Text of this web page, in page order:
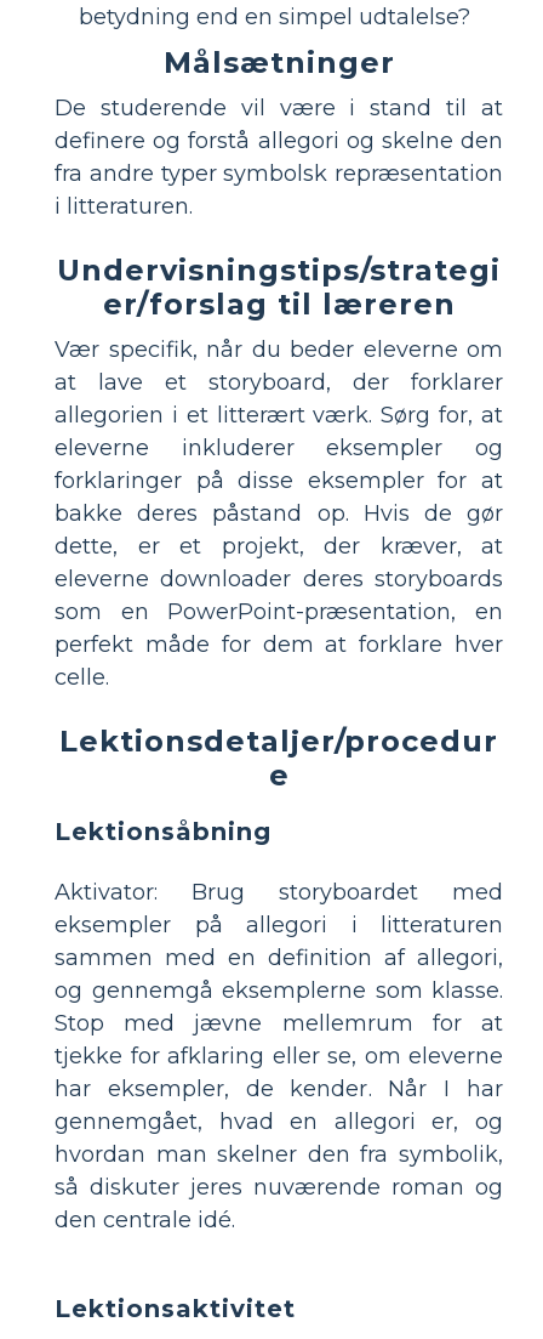
betydning end en simpel udtalelse?
Målsætninger
De studerende vil være i stand til at
definere og forstå allegori og skelne den
fra andre typer symbolsk repræsentation
i litteraturen.
Undervisningstips/strategi
er/forslag til læreren
Vær specifik, når du beder eleverne om
at lave et storyboard, der forklarer
allegorien i et litterært værk. Sørg for, at
eleverne inkluderer eksempler og
forklaringer på disse eksempler for at
bakke deres påstand op. Hvis de gør
dette, er et projekt, der kræver, at
eleverne downloader deres storyboards
som en PowerPoint-præsentation, en
perfekt måde for dem at forklare hver
celle.
Lektionsdetaljer/procedur
e
Lektionsåbning
Aktivator: Brug storyboardet med
eksempler på allegori i litteraturen
sammen med en definition af allegori,
og gennemgå eksemplerne som klasse.
Stop med jævne mellemrum for at
tjekke for afklaring eller se, om eleverne
har eksempler, de kender. Når I har
gennemgået, hvad en allegori er, og
hvordan man skelner den fra symbolik,
så diskuter jeres nuværende roman og
den centrale idé.
Lektionsaktivitet